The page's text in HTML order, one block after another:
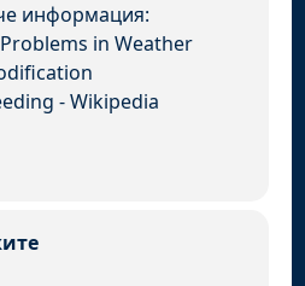
информация:
in Weather
- Wikipedia